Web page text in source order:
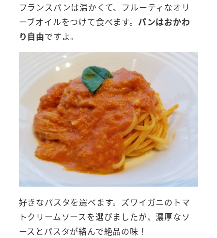
フランスパンは温かくて、フルーティなオリ
ーブオイルをつけて食べます。 パンはおかわ
り自由ですよ。
好きなパスタを選べます。ズワイガニのトマ
トクリームソースを選びましたが、濃厚なソ
ースとパスタが絡んで絶品の味！